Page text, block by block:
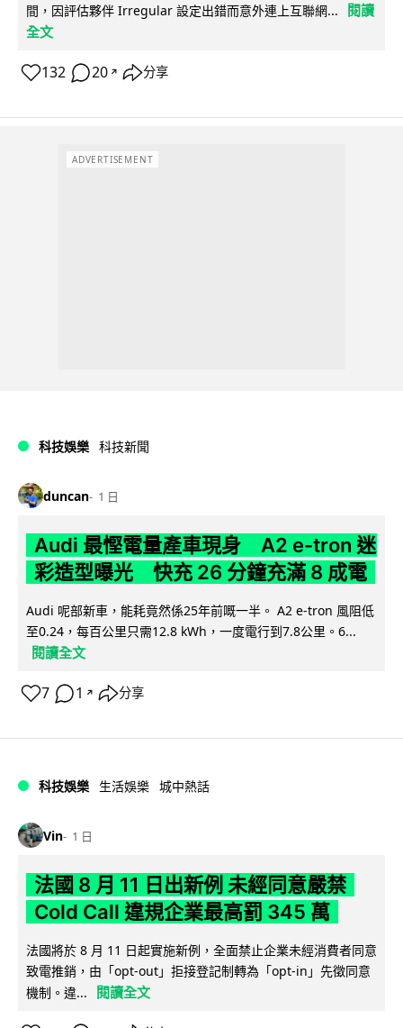
間，因評估夥伴 Irregular 設定出錯而意外連上互聯網...
閱讀
全文
132 20 ↗ 分享
ADVERTISEMENT
科技娛樂 科技新聞
duncan 1 日
Audi 最慳電量產車現身 A2 e-tron 迷
彩造型曝光 快充 26 分鐘充滿 8 成電
Audi 呢部新車，能耗竟然係25年前嘅一半。 A2 e-tron 風阻低
至0.24，每百公里只需12.8 kWh，一度電行到7.8公里。6...
閱讀全文
7 1 ↗ 分享
科技娛樂 生活娛樂 城中熱話
Vin 1 日
法國 8 月 11 日出新例 未經同意嚴禁
Cold Call 違規企業最高罰 345 萬
法國將於 8 月 11 日起實施新例，全面禁止企業未經消費者同意
致電推銷，由「opt-out」拒接登記制轉為「opt-in」先徵同意
機制。違...
閱讀全文